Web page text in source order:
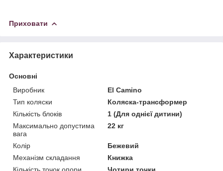
Приховати
Характеристики
Основні
Виробник
El Camino
Тип коляски
Коляска-трансформер
Кількість блоків
1 (Для однієї дитини)
Максимально допустима
вага
22 кг
Колір
Бежевий
Механізм складання
Книжка